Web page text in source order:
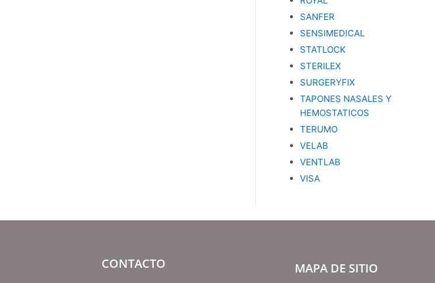
SANFER
SENSIMEDICAL
STATLOCK
STERILEX
SURGERYFIX
TAPONES NASALES Y
HEMOSTATICOS
TERUMO
VELAB
VENTLAB
VISA
CONTACTO MAPA DE SITIO